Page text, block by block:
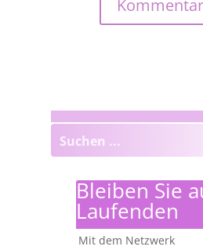
Bleiben Sie
Laufenden
Mit dem Netzwerk